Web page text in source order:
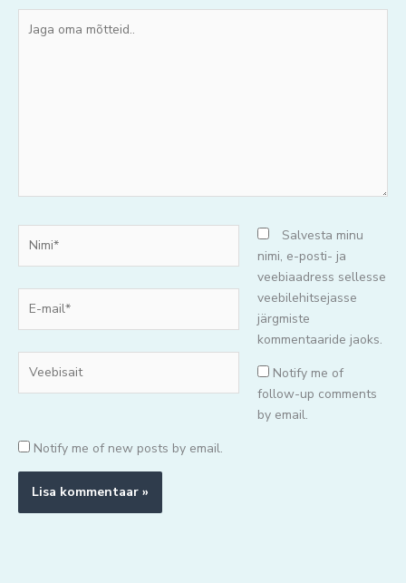
oma
mail*
Salvesta minu
nimi, e-posti- ja
veebiaadress sellesse
veebilehitsejasse
järgmiste
kommentaaride jaoks.
Notify me of
follow-up comments
by email.
Notify me of new posts by email.